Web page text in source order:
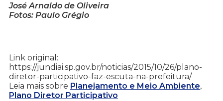
José Arnaldo de Oliveira
Fotos: Paulo Grégio
Link original:
https://jundiai.sp.gov.br/noticias/2015/10/26/plano-
diretor-participativo-faz-escuta-na-prefeitura/
Leia mais sobre Planejamento e Meio Ambiente,
Plano Diretor Participativo